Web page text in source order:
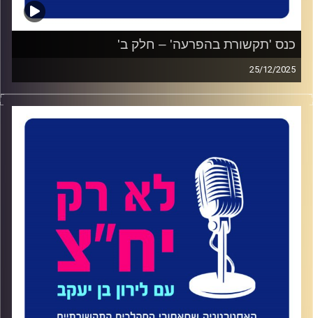
כנס 'תקשורת בהפרעה' – חלק ב'
25/12/2025
הקלטות מתוך כנס 'תקשורת בהפרעה', כנס התקשורת השנתי
של בית ספר סמי עופר לתקשורת באוניברסיטת רייכמן, יפעת
Mi ופודקאסט לא רק יח"צ.
קרדיט תמונות:ליאת סער